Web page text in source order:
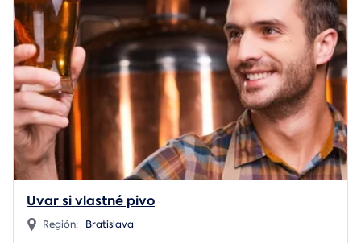
Uvar si vlastné pivo
Región: Bratislava